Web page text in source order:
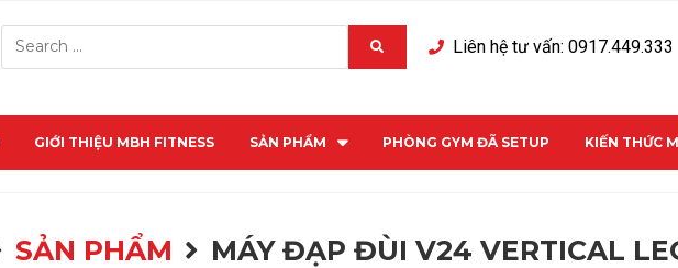
Liên hệ tư vấn: 0917.449.333
GIỚI THIỆU MBH FITNESS SẢN PHẨM PHÒNG GYM ĐÃ SETUP KIẾN THỨC
SẢN PHẨM MÁY ĐẠP ĐÙI V24 VERTICAL